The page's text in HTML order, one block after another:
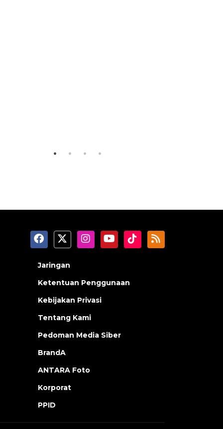
Jaringan
Ketentuan Penggunaan
Kebijakan Privasi
Tentang Kami
Pedoman Media Siber
BrandA
ANTARA Foto
Korporat
PPID